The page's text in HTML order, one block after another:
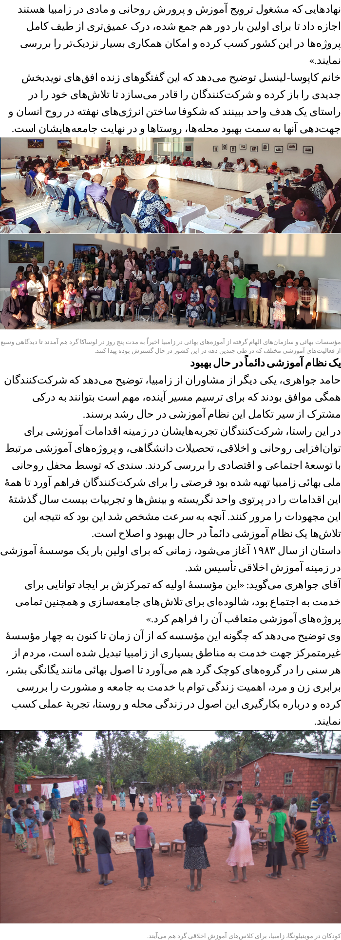
نهادهایی که مشغول ترویج آموزش و پرورش روحانی و مادی در زامبیا هستند
اجازه داد تا برای اولین بار دور هم جمع شده، درک عمیق‌تری از طیف کامل
پروژه‌ها در این کشور کسب کرده و امکان همکاری بسیار نزدیک‌تر را بررسی
نمایند.»
خانم کاپوسا-لینسل توضیح می‌دهد که این گفتگوهای زنده افق‌های نویدبخش
جدیدی را باز کرده و شرکت‌کنندگان را قادر می‌سازد تا تلاش‌های خود را در
راستای یک هدف واحد ببینند که شکوفا ساختن انرژی‌های نهفته در روح انسان و
جهت‌دهی آنها به سمت بهبود محله‌ها، روستاها و در نهایت جامعه‌‌هایشان است.
مؤسسات بهائی و سازمان‌های الهام گرفته از آموزه‌های بهائی در زامبیا اخیراً به مدت پنج روز در لوساکا گرد هم آمدند تا دیدگاهی وسیع
از فعالیت‌های آموزشی مختلف که در طی چندین دهه در این کشور در حال گسترش بوده پیدا کنند.
یک نظام آموزشی دائماً در حال بهبود
حامد جواهری، یکی دیگر از مشاوران از زامبیا، توضیح می‌دهد که شرکت‌کنندگان
همگی موافق بودند که برای ترسیم مسیر آینده، مهم است بتوانند به درکی
مشترک از سیر تکامل این نظام آموزشی در حال رشد برسند.
در این راستا، شرکت‌کنندگان تجربه‌هایشان در زمینه اقدامات آموزشی برای
توان‌افزایی روحانی و اخلاقی، تحصیلات دانشگاهی، و پروژه‌های آموزشی مرتبط
با توسعهٔ اجتماعی و اقتصادی را بررسی کردند. سندی که توسط محفل روحانی
ملی بهائی زامبیا تهیه شده بود فرصتی را برای شرکت‌کنندگان فراهم آورد تا همهٔ
این اقدامات را در پرتوی واحد نگریسته و بینش‌ها و تجربیات بیست سال گذشتهٔ
این مجهودات را مرور کنند. آنچه به سرعت مشخص شد این بود که نتیجه این
تلاش‌ها یک نظام آموزشی دائماً در حال بهبود و اصلاح است.
داستان از سال ۱۹۸۳ آغاز می‌شود، زمانی که برای اولین بار یک موسسهٔ آموزشی
در زمینه آموزش اخلاقی تأسیس شد.
آقای جواهری می‌گوید: «این مؤسسهٔ اولیه که تمرکزش بر ایجاد توانایی برای
خدمت به اجتماع بود، شالوده‌ای برای تلاش‌های جامعه‌سازی و همچنین تمامی
پروژه‌های آموزشی متعاقب آن را فراهم کرد.»
وی توضیح می‌دهد که چگونه این مؤسسه که از آن زمان تا کنون به چهار مؤسسهٔ
غیرمتمرکز جهت خدمت به مناطق بسیاری از زامبیا تبدیل شده است، مردم از
هر سنی را در گروه‌های کوچک گرد هم می‌آورد تا اصول بهائی مانند یگانگی بشر،
برابری زن و مرد، اهمیت زندگی توام با خدمت به جامعه و مشورت را بررسی
کرده و درباره بکارگیری این اصول در زندگی محله و روستا، تجربهٔ عملی کسب
نمایند.
کودکان در موینیلونگا، زامبیا، برای کلاس‌های آموزش اخلاقی گرد هم می‌آیند.